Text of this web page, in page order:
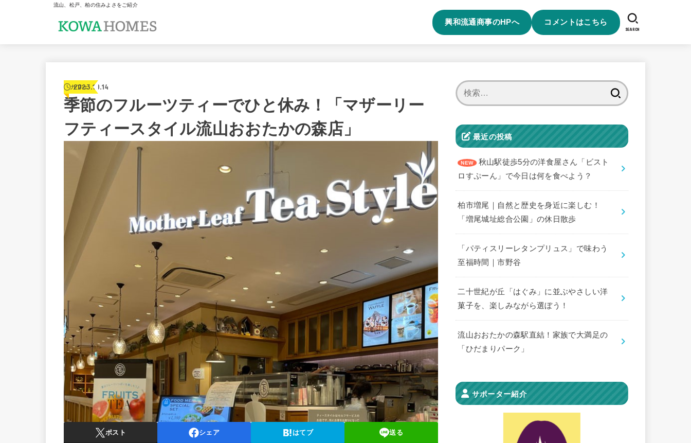
流山、松戸、柏の住みよさをご紹介
興和流通商事のHPへ コメントはこちら
SEARCH
カフェ
2023.10.14
季節のフルーツティーでひと休み！「マザーリー
フティースタイル流山おおたかの森店」
ポスト シェア はてブ 送る
最近の投稿
秋山駅徒歩5分の洋食屋さん「ビスト
ロすぷーん」で今日は何を食べよう？
柏市増尾｜自然と歴史を身近に楽しむ！
「増尾城址総合公園」の休日散歩
「パティスリーレタンプリュス」で味わう
至福時間｜市野谷
二十世紀が丘「はぐみ」に並ぶやさしい洋
菓子を、楽しみながら選ぼう！
流山おおたかの森駅直結！家族で大満足の
「ひだまりパーク」
サポーター紹介